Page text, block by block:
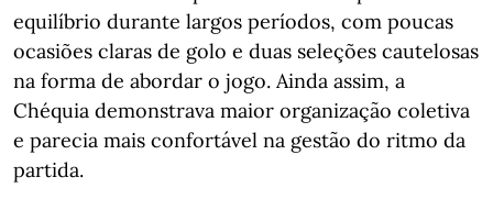
equilíbrio durante largos períodos, com poucas
ocasiões claras de golo e duas seleções cautelosas
na forma de abordar o jogo. Ainda assim, a
Chéquia demonstrava maior organização coletiva
e parecia mais confortável na gestão do ritmo da
partida.